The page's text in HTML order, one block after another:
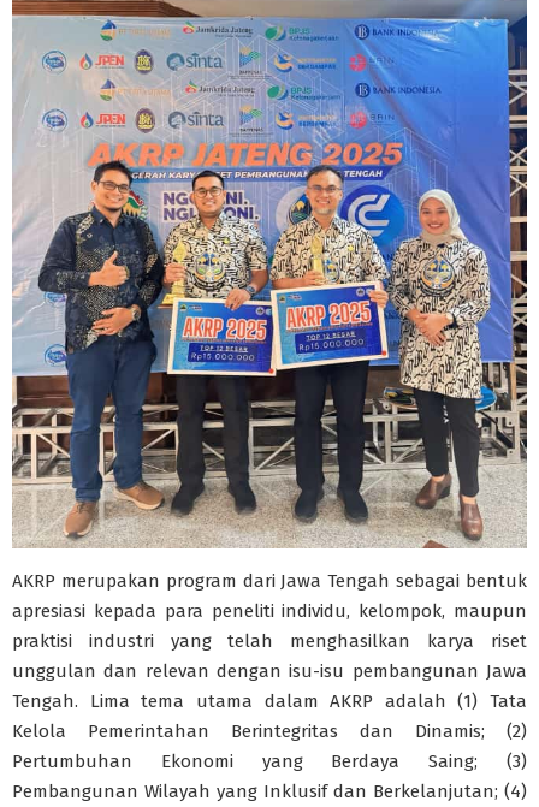
AKRP merupakan program dari Jawa Tengah sebagai bentuk
apresiasi kepada para peneliti individu, kelompok, maupun
praktisi industri yang telah menghasilkan karya riset
unggulan dan relevan dengan isu-isu pembangunan Jawa
Tengah. Lima tema utama dalam AKRP adalah (1) Tata
Kelola Pemerintahan Berintegritas dan Dinamis; (2)
Pertumbuhan Ekonomi yang Berdaya Saing; (3)
Pembangunan Wilayah yang Inklusif dan Berkelanjutan; (4)